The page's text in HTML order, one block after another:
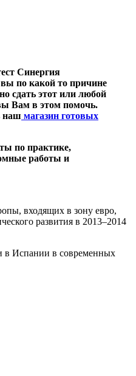
Синергия
по какой то причине
сдать этот или любой
Вам в этом помочь.
наш магазин готовых
по практике,
работы и
входящих в зону евро,
развития в 2013–2014
в Испании в современных